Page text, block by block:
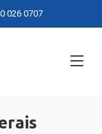
026 0707